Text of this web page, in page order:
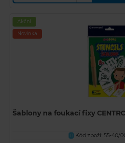
Akční
Novinka
Šablony na foukací fixy
U
Kód zboží: 55-40/